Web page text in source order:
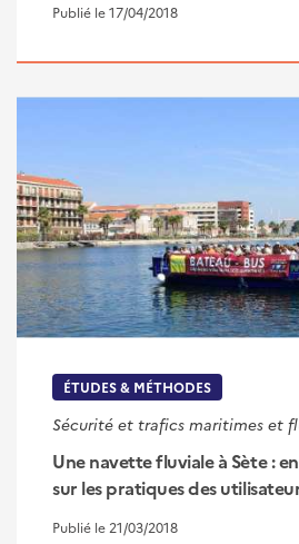
Publié le 17/04/2018
ÉTUDES & MÉTHODES
Sécurité et trafics maritimes et
Une navette fluviale à Sète :
sur les pratiques des
Publié le 21/03/2018